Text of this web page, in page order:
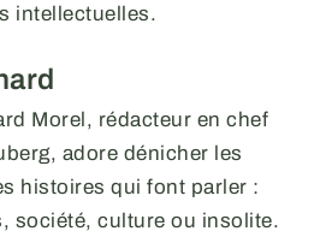
intellectuelles.
Morel, rédacteur en chef
adore dénicher les
histoires qui font parler :
société, culture ou insolite.